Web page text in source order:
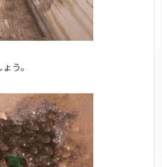
う。